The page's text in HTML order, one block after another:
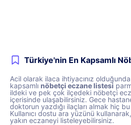
Türkiye'nin En Kapsamlı
Acil olarak ilaca ihtiyacınız
kapsamlı nöbetçi eczane listesi
ildeki ve pek çok ilçedeki nöbetçi
içerisinde ulaşabilirsiniz. Gece
doktorun yazdığı ilaçları almak hiç
Kullanıcı dostu ara yüzünü
yakın eczaneyi listeleyebilirsiniz.